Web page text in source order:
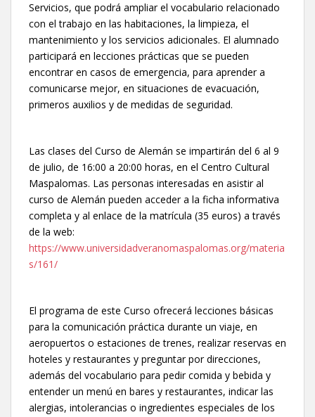
Servicios, que podrá ampliar el vocabulario relacionado
con el trabajo en las habitaciones, la limpieza, el
mantenimiento y los servicios adicionales. El alumnado
participará en lecciones prácticas que se pueden
encontrar en casos de emergencia, para aprender a
comunicarse mejor, en situaciones de evacuación,
primeros auxilios y de medidas de seguridad.
Las clases del Curso de Alemán se impartirán del 6 al 9
de julio, de 16:00 a 20:00 horas, en el Centro Cultural
Maspalomas. Las personas interesadas en asistir al
curso de Alemán pueden acceder a la ficha informativa
completa y al enlace de la matrícula (35 euros) a través
de la web:
https://www.universidadveranomaspalomas.org/materia
s/161/
El programa de este Curso ofrecerá lecciones básicas
para la comunicación práctica durante un viaje, en
aeropuertos o estaciones de trenes, realizar reservas en
hoteles y restaurantes y preguntar por direcciones,
además del vocabulario para pedir comida y bebida y
entender un menú en bares y restaurantes, indicar las
alergias, intolerancias o ingredientes especiales de los